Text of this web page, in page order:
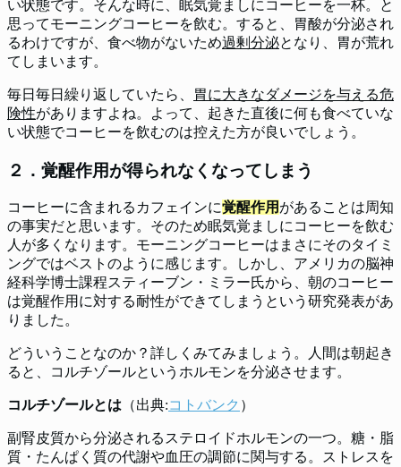
い状態です。そんな時に、眠気覚ましにコーヒーを一杯。と
思ってモーニングコーヒーを飲む。すると、胃酸が分泌され
るわけですが、食べ物がないため過剰分泌となり、胃が荒れ
てしまいます。
毎日毎日繰り返していたら、
胃に大きなダメージを与える危
険性がありますよね。よって、起きた直後に何も食べていな
い状態でコーヒーを飲むのは控えた方が良いでしょう。
２．覚醒作用が得られなくなってしまう
コーヒーに含まれるカフェインに覚醒作用 があることは周知
の事実だと思います。そのため眠気覚ましにコーヒーを飲む
人が多くなります。モーニングコーヒーはまさにそのタイミ
ングではベストのように感じます。しかし、アメリカの脳神
経科学博士課程スティーブン・ミラー氏から、朝のコーヒー
は覚醒作用に対する耐性ができてしまうという研究発表があ
りました。
どういうことなのか？詳しくみてみましょう。人間は朝起き
ると、コルチゾールというホルモンを分泌させます。
コルチゾールとは （出典:コトバンク ）
副腎皮質から分泌されるステロイドホルモンの一つ。糖・脂
質・たんぱく質の代謝や血圧の調節に関与する。ストレスを